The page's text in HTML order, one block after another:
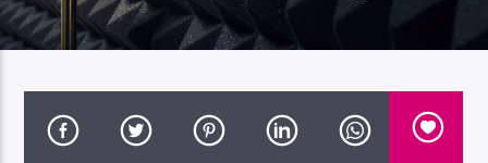
Titolo
Artista